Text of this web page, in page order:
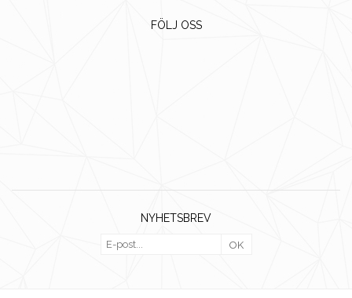
FÖLJ OSS
NYHETSBREV
OK